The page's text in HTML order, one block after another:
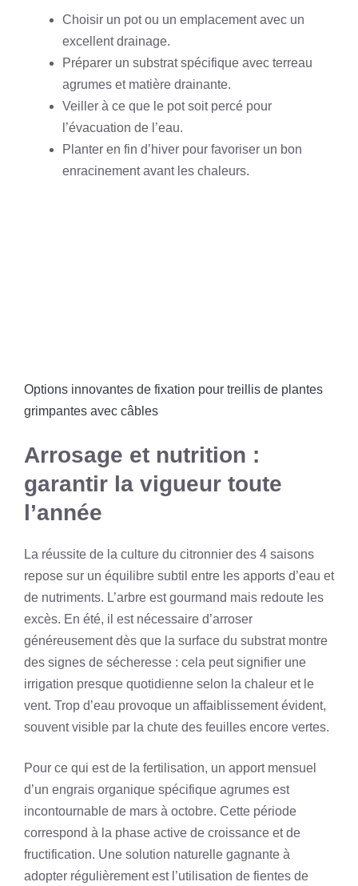
Choisir un pot ou un emplacement avec un
excellent drainage.
Préparer un substrat spécifique avec terreau
agrumes et matière drainante.
Veiller à ce que le pot soit percé pour
l’évacuation de l’eau.
Planter en fin d’hiver pour favoriser un bon
enracinement avant les chaleurs.
Options innovantes de fixation pour treillis de plantes
grimpantes avec câbles
Arrosage et nutrition :
garantir la vigueur toute
l’année
La réussite de la culture du citronnier des 4 saisons
repose sur un équilibre subtil entre les apports d’eau et
de nutriments. L’arbre est gourmand mais redoute les
excès. En été, il est nécessaire d’arroser
généreusement dès que la surface du substrat montre
des signes de sécheresse : cela peut signifier une
irrigation presque quotidienne selon la chaleur et le
vent. Trop d’eau provoque un affaiblissement évident,
souvent visible par la chute des feuilles encore vertes.
Pour ce qui est de la fertilisation, un apport mensuel
d’un engrais organique spécifique agrumes est
incontournable de mars à octobre. Cette période
correspond à la phase active de croissance et de
fructification. Une solution naturelle gagnante à
adopter régulièrement est l’utilisation de fientes de